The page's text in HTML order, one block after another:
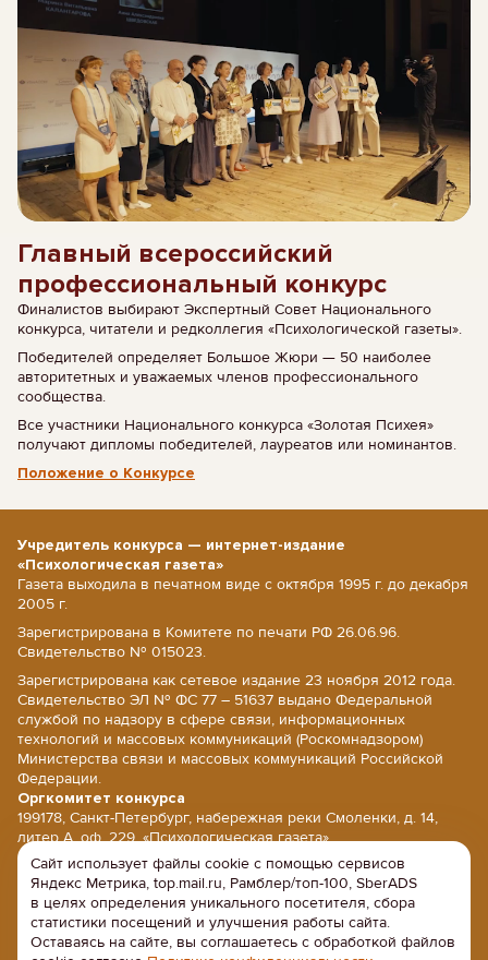
Главный всероссийский
профессиональный конкурс
Финалистов выбирают Экспертный Совет Национального
конкурса, читатели и редколлегия «Психологической газеты».
Победителей определяет Большое Жюри — 50 наиболее
авторитетных и уважаемых членов профессионального
сообщества.
Все участники Национального конкурса «Золотая Психея»
получают дипломы победителей, лауреатов или номинантов.
Положение о Конкурсе
Учредитель конкурса — интернет-издание
«Психологическая газета»
Газета выходила в печатном виде с октября 1995 г. до декабря
2005 г.
Зарегистрирована в Комитете по печати РФ 26.06.96.
Свидетельство № 015023.
Зарегистрирована как сетевое издание 23 ноября 2012 года.
Свидетельство ЭЛ № ФС 77 – 51637 выдано Федеральной
службой по надзору в сфере связи, информационных
технологий и массовых коммуникаций (Роскомнадзором)
Министерства связи и массовых коммуникаций Российской
Федерации.
Оргкомитет конкурса
199178, Санкт-Петербург, набережная реки Смоленки, д. 14,
литер А, оф. 229, «Психологическая газета».
E-mail: psy@psy.su; сайт: www.psy.su
Напишите нам
Политика конфиденциальности
Положение об обработке персональных данных
Сайт использует файлы cookie с помощью сервисов
Яндекс Метрика, top.mail.ru, Рамблер/топ-100, SberADS
в целях определения уникального посетителя, сбора
статистики посещений и улучшения работы сайта.
Оставаясь на сайте, вы соглашаетесь с обработкой файлов